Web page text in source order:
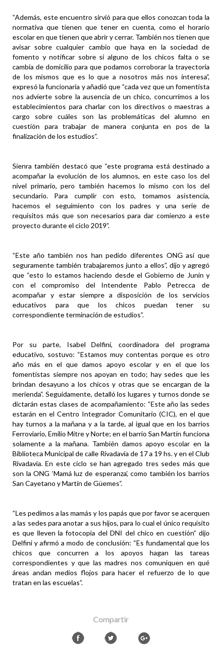
“Además, este encuentro sirvió para que ellos conozcan toda la
normativa que tienen que tener en cuenta, como el horario
escolar en que tienen que abrir y cerrar. También nos tienen que
avisar sobre cualquier cambio que haya en la sociedad de
fomento y notificar sobre si alguno de los chicos falta o se
cambia de domicilio para que podamos corroborar la trayectoria
de los mismos que es lo que a nosotros más nos interesa”,
expresó la funcionaria y añadió que “cada vez que un fomentista
nos advierte sobre la ausencia de un chico, concurrimos a los
establecimientos para charlar con los directivos o maestras a
cargo sobre cuáles son las problemáticas del alumno en
cuestión para trabajar de manera conjunta en pos de la
finalización de los estudios”.
Sienra también destacó que “este programa está destinado a
acompañar la evolución de los alumnos, en este caso los del
nivel primario, pero también hacemos lo mismo con los del
secundario. Para cumplir con esto, tomamos asistencia,
hacemos el seguimiento con los padres y una serie de
requisitos más que son necesarios para dar comienzo a este
proyecto durante el ciclo 2019”.
“Este año también nos han pedido diferentes ONG así que
seguramente también trabajaremos junto a ellos”, dijo y agregó
que “esto lo estamos haciendo desde el Gobierno de Junín y
con el compromiso del Intendente Pablo Petrecca de
acompañar y estar siempre a disposición de los servicios
educativos para que los chicos puedan tener su
correspondiente terminación de estudios”.
Por su parte, Isabel Delfini, coordinadora del programa
educativo, sostuvo: “Estamos muy contentas porque es otro
año más en el que damos apoyo escolar y en el que los
fomentistas siempre nos apoyan en todo; hay sedes que les
brindan desayuno a los chicos y otras que se encargan de la
merienda”. Seguidamente, detalló los lugares y turnos donde se
dictarán estas clases de acompañamiento: “Este año las sedes
estarán en el Centro Integrador Comunitario (CIC), en el que
hay turnos a la mañana y a la tarde, al igual que en los barrios
Ferroviario, Emilio Mitre y Norte; en el barrio San Martín funciona
solamente a la mañana. También damos apoyo escolar en la
Biblioteca Municipal de calle Rivadavia de 17 a 19 hs. y en el Club
Rivadavia. En este ciclo se han agregado tres sedes más que
son la ONG ‘Mamá luz de esperanza’, como también los barrios
San Cayetano y Martín de Güemes”.
“Les pedimos a las mamás y los papás que por favor se acerquen
a las sedes para anotar a sus hijos, para lo cual el único requisito
es que lleven la fotocopia del DNI del chico en cuestión” dijo
Delfini y afirmó a modo de conclusión: “Es fundamental que los
chicos que concurren a los apoyos hagan las tareas
correspondientes y que las madres nos comuniquen en qué
áreas andan medios flojos para hacer el refuerzo de lo que
tratan en las escuelas”.
Compartir